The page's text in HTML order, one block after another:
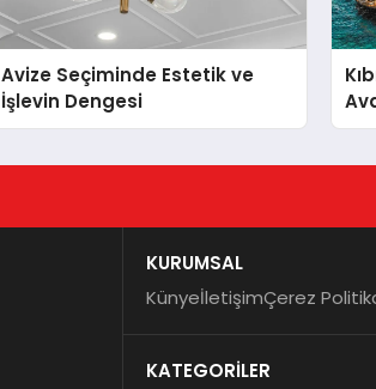
Avize Seçiminde Estetik ve
İşlevin Dengesi
KURUMSAL
KünyeİletişimÇerez
KATEGORİLER